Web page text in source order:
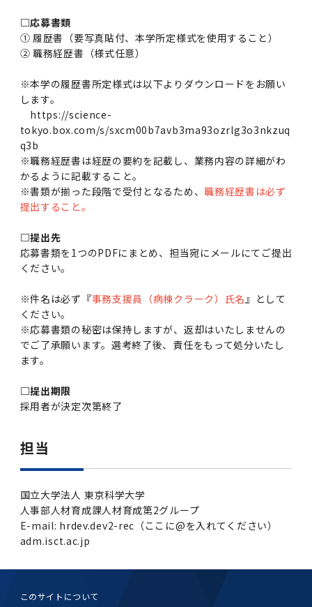
□応募書類
① 履歴書（要写真貼付、本学所定様式を使用すること）
② 職務経歴書（様式任意）
※本学の履歴書所定様式は以下よりダウンロードをお願い
します。
https://science-
tokyo.box.com/s/sxcm00b7avb3ma93ozrlg3o3nkzuq
q3b
※職務経歴書は経歴の要約を記載し、業務内容の詳細がわ
かるように記載すること。
※書類が揃った段階で受付となるため、職務経歴書は必ず
提出すること。
□提出先
応募書類を1つのPDFにまとめ、担当宛にメールにてご提出
ください。
※件名は必ず『事務支援員（病棟クラーク）氏名』として
ください。
※応募書類の秘密は保持しますが、返却はいたしませんの
でご了承願います。選考終了後、責任をもって処分いたし
ます。
□提出期限
採用者が決定次第終了
担当
国立大学法人 東京科学大学
人事部人材育成課人材育成第2グループ
E-mail: hrdev.dev2-rec（ここに@を入れてください）
adm.isct.ac.jp
このサイトについて